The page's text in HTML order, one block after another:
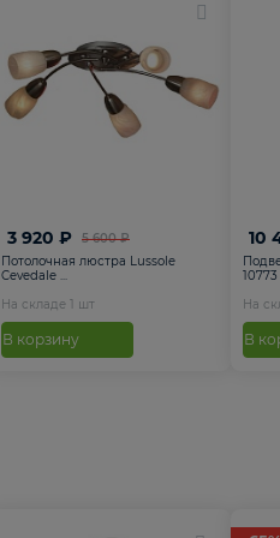
5 600 ₽
3 920 ₽
Потолочная люстра Lussole
Cevedale ...
На складе 1 шт
В корзину
10
10773
На
В